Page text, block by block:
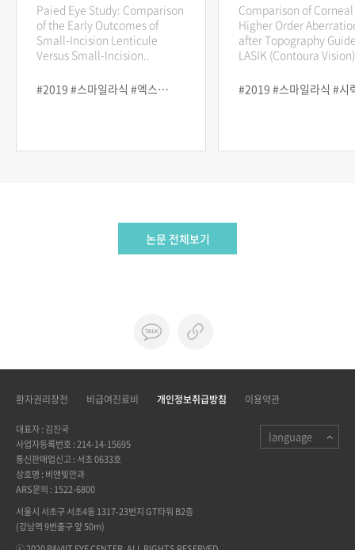
Paied Eye Study: Comparison
of the Early Outcomes of
Small-Incision Lenticule
Versus Small-Incision..
#2019 #스마일라식 #엑스트라
Comparison of Corneal
Higher Order
after Topography
LASIK (Contoura
논문 전체보기
환자권리장전 비급여진료비 개인정보취급방침 이용약관
대표자 : 김진국
사업자등록번호 : 214-14-15695
통신판매업신고 : 서초 0633호
상호명 : 비앤빛안과
ARS문의 : 1522-6800
서울시 서초구 서초4동 1317-23번지 GT타워 B2층
(강남역 9번출구 앞 50m)
language